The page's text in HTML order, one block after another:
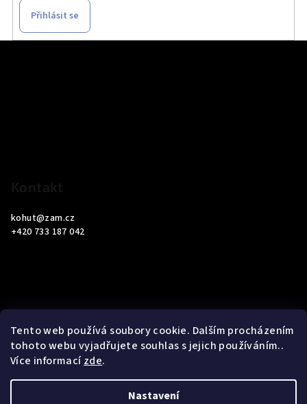
Tento web používá soubory cookie. Dalším procházením
tohoto webu vyjadřujete souhlas s jejich používáním..
Více informacízde.
Nastavení
Přihlásit se
kohut@zam.cz
+420 733 187 042
Informace pro vás
Obchodní podmínky